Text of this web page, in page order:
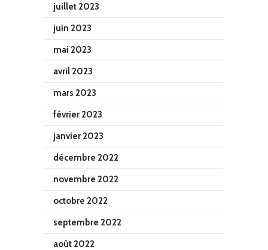
juillet 2023
juin 2023
mai 2023
avril 2023
mars 2023
février 2023
janvier 2023
décembre 2022
novembre 2022
octobre 2022
septembre 2022
août 2022